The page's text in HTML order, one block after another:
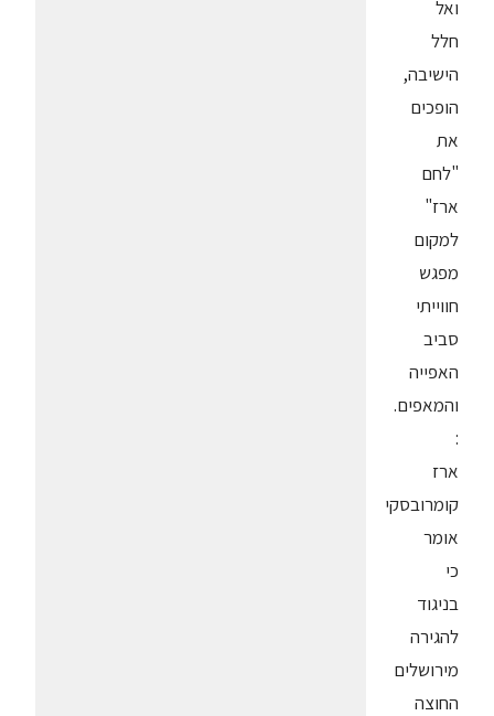
ואל
חלל
הישיבה,
הופכים
את
"לחם
ארז"
למקום
מפגש
חווייתי
סביב
האפייה
והמאפים.
:
ארז
קומרובסקי
אומר
כי
בניגוד
להגירה
מירושלים
החוצה